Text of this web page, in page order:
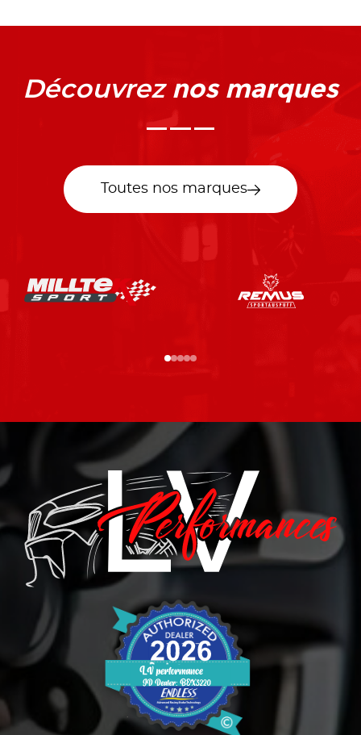
Découvrez nos marques
Toutes nos marques